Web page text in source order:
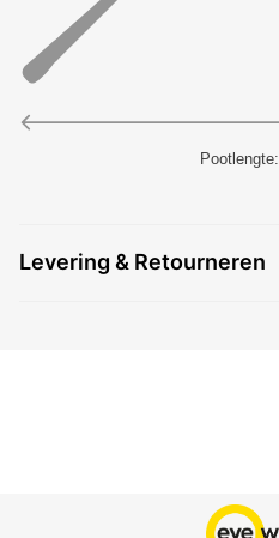
Pootlengte:
Levering & Retourneren